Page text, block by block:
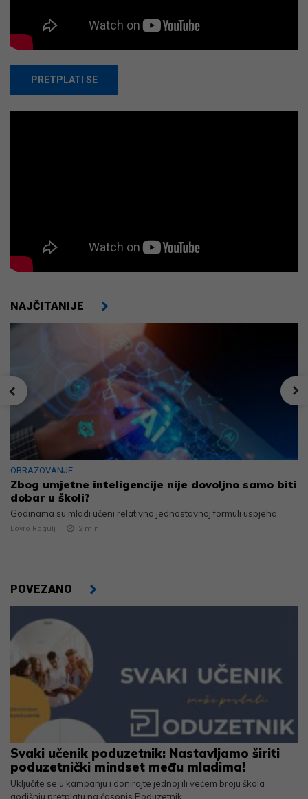
PRETPLATI SE
NAJČITANIJE
OBRAZOVANJE
Zbog umjetne inteligencije nije dovoljno samo biti
dobar u školi?
Godinama su mladi učeni relativno jednostavnoj formuli uspjeha
Lovro Rogulj 2 min
POVEZANO
Svaki učenik poduzetnik: Nastavljamo širiti
poduzetnički mindset među mladima!
Uključite se u kampanju i donirajte jednoj ili većem broju škola
godišnju pretplatu na časopis Poduzetnik